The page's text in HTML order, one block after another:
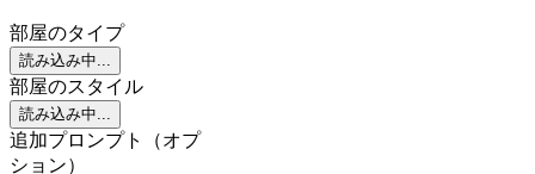
部屋のタイプ
読み込み中...
部屋のスタイル
読み込み中...
追加プロンプト（オプ
ション）